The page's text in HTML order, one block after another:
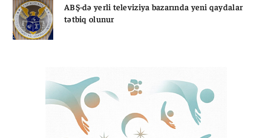
ABŞ-də yerli televiziya bazarında yeni qaydalar
tətbiq olunur